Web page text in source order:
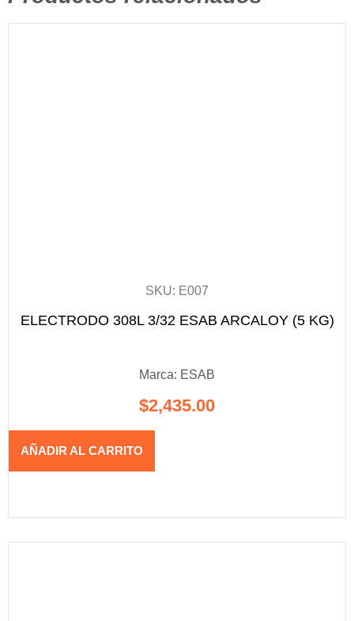
SKU: E007
ELECTRODO 308L 3/32 ESAB ARCALOY (5 KG)
Marca: ESAB
$2,435.00
AÑADIR AL CARRITO